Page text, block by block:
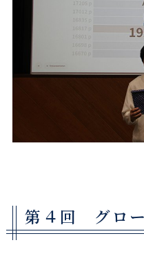
第４回 グロ